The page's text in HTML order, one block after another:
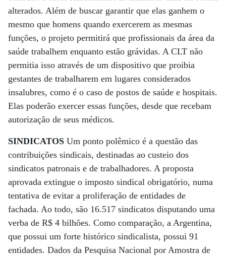
alterados. Além de buscar garantir que elas ganhem o
mesmo que homens quando exercerem as mesmas
funções, o projeto permitirá que profissionais da área da
saúde trabalhem enquanto estão grávidas. A CLT não
permitia isso através de um dispositivo que proibia
gestantes de trabalharem em lugares considerados
insalubres, como é o caso de postos de saúde e hospitais.
Elas poderão exercer essas funções, desde que recebam
autorização de seus médicos.
SINDICATOS Um ponto polêmico é a questão das
contribuições sindicais, destinadas ao custeio dos
sindicatos patronais e de trabalhadores. A proposta
aprovada extingue o imposto sindical obrigatório, numa
tentativa de evitar a proliferação de entidades de
fachada. Ao todo, são 16.517 sindicatos disputando uma
verba de R$ 4 bilhões. Como comparação, a Argentina,
que possui um forte histórico sindicalista, possui 91
entidades. Dados da Pesquisa Nacional por Amostra de